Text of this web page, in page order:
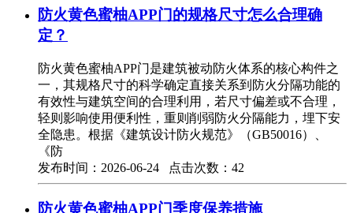
防火黄色蜜柚APP门的规格尺寸怎么合理确
定？
防火黄色蜜柚APP门是建筑被动防火体系的核心构件之
一，其规格尺寸的科学确定直接关系到防火分隔功能的
有效性与建筑空间的合理利用，若尺寸偏差或不合理，
轻则影响使用便利性，重则削弱防火分隔能力，埋下安
全隐患。根据《建筑设计防火规范》（GB50016）、
《防
发布时间：2026-06-24 点击次数：42
防火黄色蜜柚APP门季度保养措施